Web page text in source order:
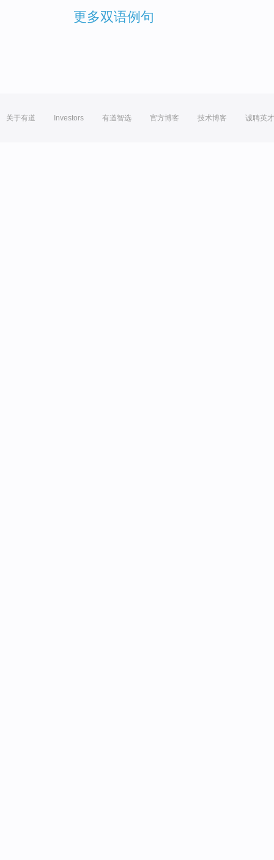
更多双语例句
关于有道 Investors 有道智选 官方博客 技术博客 诚聘英才